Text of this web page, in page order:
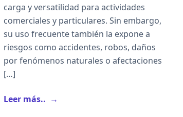
carga y versatilidad para actividades
comerciales y particulares. Sin embargo,
su uso frecuente también la expone a
riesgos como accidentes, robos, daños
por fenómenos naturales o afectaciones
[…]
Leer más.. →